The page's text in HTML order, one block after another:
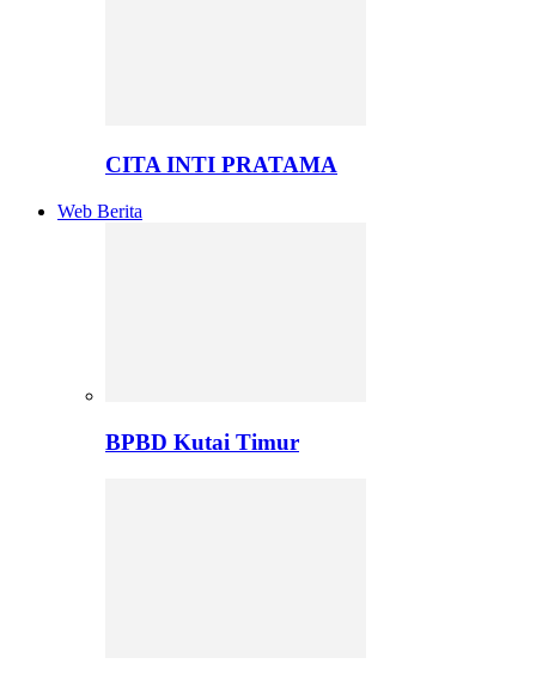
CITA INTI PRATAMA
Web Berita
BPBD Kutai Timur